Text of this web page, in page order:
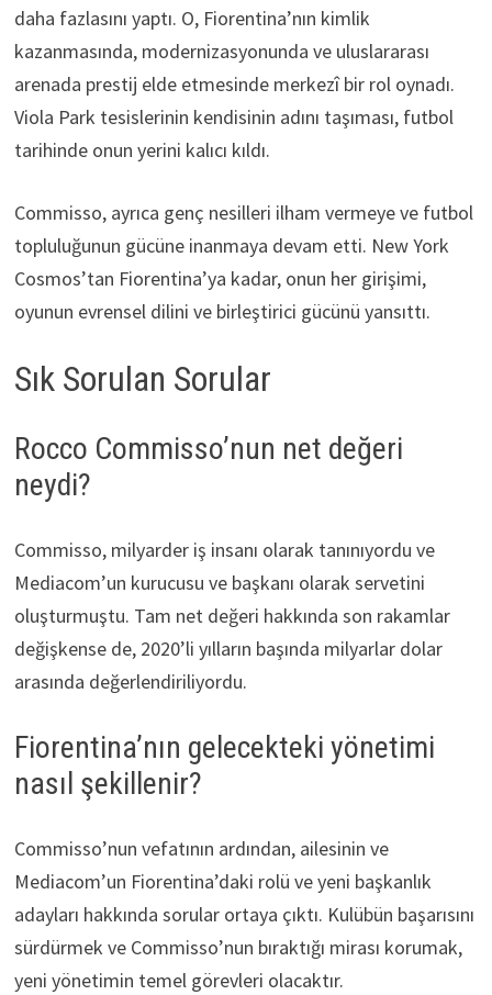
daha fazlasını yaptı. O, Fiorentina’nın kimlik
kazanmasında, modernizasyonunda ve uluslararası
arenada prestij elde etmesinde merkezî bir rol oynadı.
Viola Park tesislerinin kendisinin adını taşıması, futbol
tarihinde onun yerini kalıcı kıldı.
Commisso, ayrıca genç nesilleri ilham vermeye ve futbol
topluluğunun gücüne inanmaya devam etti. New York
Cosmos’tan Fiorentina’ya kadar, onun her girişimi,
oyunun evrensel dilini ve birleştirici gücünü yansıttı.
Sık Sorulan Sorular
Rocco Commisso’nun net değeri
neydi?
Commisso, milyarder iş insanı olarak tanınıyordu ve
Mediacom’un kurucusu ve başkanı olarak servetini
oluşturmuştu. Tam net değeri hakkında son rakamlar
değişkense de, 2020’li yılların başında milyarlar dolar
arasında değerlendiriliyordu.
Fiorentina’nın gelecekteki yönetimi
nasıl şekillenir?
Commisso’nun vefatının ardından, ailesinin ve
Mediacom’un Fiorentina’daki rolü ve yeni başkanlık
adayları hakkında sorular ortaya çıktı. Kulübün başarısını
sürdürmek ve Commisso’nun bıraktığı mirası korumak,
yeni yönetimin temel görevleri olacaktır.